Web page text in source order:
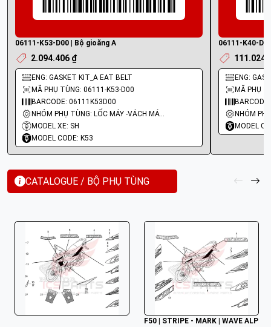
06111-K53-D00 | Bộ gioăng A
2.094.406 ₫
ENG: GASKET KIT_A EAT BELT
MÃ PHỤ TÙNG: 06111-K53-D00
BARCODE: 06111K53D00
NHÓM PHỤ TÙNG: LỐC MÁY -VÁCH MÁY - GIOĂNG MÁY
MODEL XE: SH
MODEL CODE: K53
06111-K40-
111.024
ENG:
MÃ PHỤ
MODEL
CATALOGUE / BỘ PHỤ TÙNG
F50 | STRIPE - MARK | WAVE ALP